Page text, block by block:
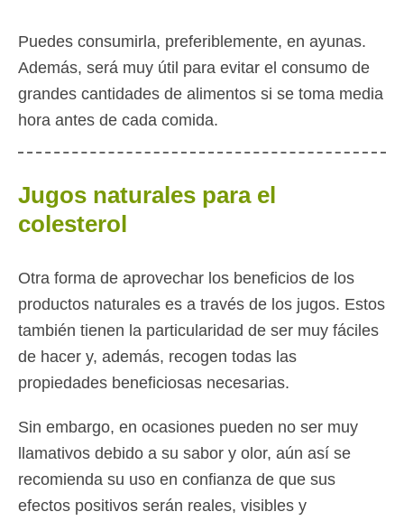
Puedes consumirla, preferiblemente, en ayunas.
Además, será muy útil para evitar el consumo de
grandes cantidades de alimentos si se toma media
hora antes de cada comida.
Jugos naturales para el
colesterol
Otra forma de aprovechar los beneficios de los
productos naturales es a través de los jugos. Estos
también tienen la particularidad de ser muy fáciles
de hacer y, además, recogen todas las
propiedades beneficiosas necesarias.
Sin embargo, en ocasiones pueden no ser muy
llamativos debido a su sabor y olor, aún así se
recomienda su uso en confianza de que sus
efectos positivos serán reales, visibles y